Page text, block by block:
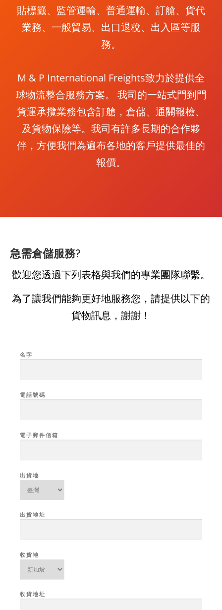
貼標籤、監管運輸、普通運輸、訂艙、貨代
業務、一般貿易、出口退稅、出入區等服
務。
M & P International Freights致力於提供全
球物流整合服務方案。 我司的一站式門到門
貨運承攬業務包含訂艙，倉儲、通關報檢、
及貨物保險等。我司有許多長期的合作夥
伴，方便我們為遍布各地的客戶提供最佳的
報價。
急需倉儲服務?
歡迎您透過下列表格與我們的專業團隊聯繫。
為了讓我們能夠更好地服務您，請提供以下的
貨物訊息，謝謝！
名字
電話號碼
電子郵件信箱
出貨地
出貨地址
收貨地
收貨地址